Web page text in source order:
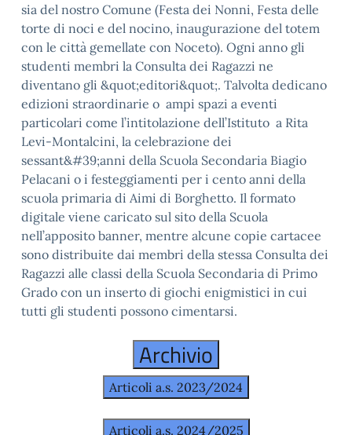
sia del nostro Comune (Festa dei Nonni, Festa delle
torte di noci e del nocino, inaugurazione del totem
con le città gemellate con Noceto). Ogni anno gli
studenti membri la Consulta dei Ragazzi ne
diventano gli &quot;editori&quot;. Talvolta dedicano
edizioni straordinarie o ampi spazi a eventi
particolari come l’intitolazione dell’Istituto a Rita
Levi-Montalcini, la celebrazione dei
sessant&#39;anni della Scuola Secondaria Biagio
Pelacani o i festeggiamenti per i cento anni della
scuola primaria di Aimi di Borghetto. Il formato
digitale viene caricato sul sito della Scuola
nell’apposito banner, mentre alcune copie cartacee
sono distribuite dai membri della stessa Consulta dei
Ragazzi alle classi della Scuola Secondaria di Primo
Grado con un inserto di giochi enigmistici in cui
tutti gli studenti possono cimentarsi.